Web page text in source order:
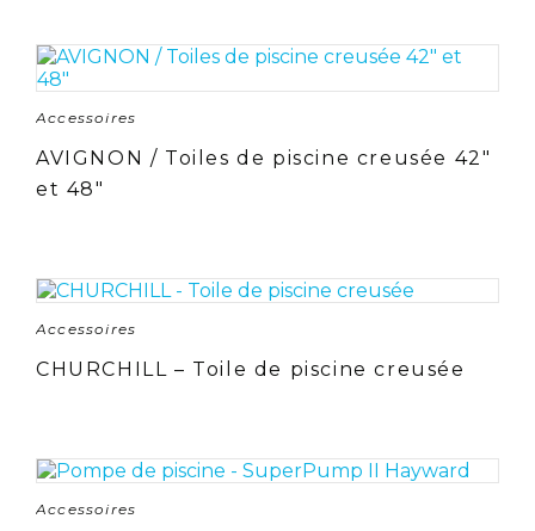
Accessoires
AVIGNON / Toiles de piscine creusée 42″
et 48″
Accessoires
CHURCHILL – Toile de piscine creusée
Accessoires